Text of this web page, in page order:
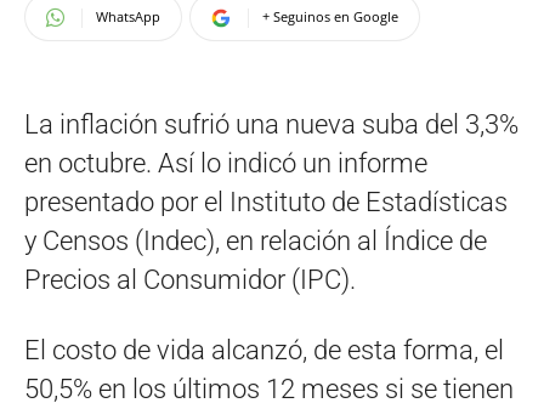
WhatsApp + Seguinos en Google
La inflación sufrió una nueva suba del 3,3%
en octubre. Así lo indicó un informe
presentado por el Instituto de Estadísticas
y Censos (Indec), en relación al Índice de
Precios al Consumidor (IPC).
El costo de vida alcanzó, de esta forma, el
50,5% en los últimos 12 meses si se tienen